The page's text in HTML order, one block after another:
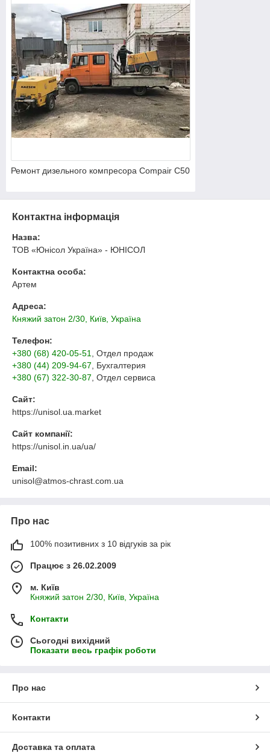
Ремонт дизельного компресора Compair C50
Контактна інформація
Назва:
ТОВ «Юнісол Україна» - ЮНІСОЛ
Контактна особа:
Артем
Адреса:
Княжий затон 2/30, Київ, Україна
Телефон:
+380 (68) 420-05-51
, Отдел продаж
+380 (44) 209-94-67 , Бухгалтерия
+380 (67) 322-30-87 , Отдел сервиса
Сайт:
https://unisol.ua.market
Сайт компанії:
https://unisol.in.ua/ua/
Email:
unisol@atmos-chrast.com.ua
Про нас
100% позитивних з 10 відгуків за рік
Працює з 26.02.2009
м. Київ
Княжий затон 2/30, Київ, Україна
Контакти
Сьогодні вихідний
Показати весь графік роботи
Про нас
Контакти
Доставка та оплата